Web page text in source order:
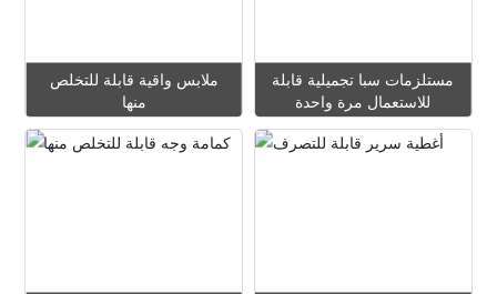
ملابس واقية قابلة للتخلص
منها
مستلزمات سبا تجميلية قابلة
للاستعمال مرة واحدة
عرض المزيد